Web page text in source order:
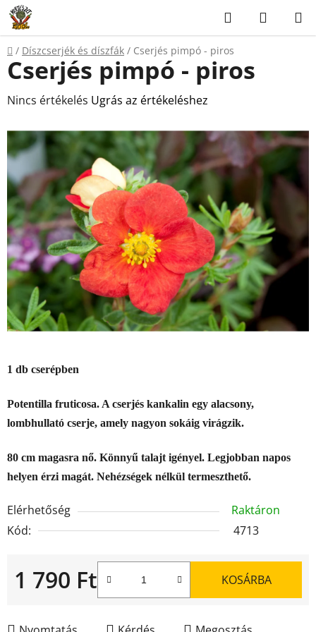
Ugrás
fő
tartalomhoz
KeresésKOSÁR
Kezdőlap
/ Díszcserjék és díszfák / Cserjés pimpó - piros
1 db cserépben
Potentilla fruticosa. A cserjés kankalin egy alacsony,
lombhullató cserje, amely nagyon sokáig virágzik.
80 cm magasra nő. Könnyű talajt igényel. Legjobban napos
helyen érzi magát. Nehézségek nélkül termeszthető.
Elérhetőség
Raktáron
Kód:
4713
1 790 Ft KOSÁRBA
Cserjés pimpó - piros
A
átlagos
értékelése
5-
ből
0,0
csillag.
Nincs értékelés Ugrás az értékeléshez